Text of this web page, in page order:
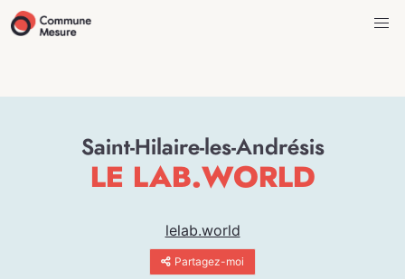
Saint-Hilaire-les-Andrésis
LE LAB.WORLD
lelab.world
Partagez-moi